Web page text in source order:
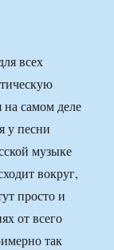
всех
на самом деле
у песни
музыке
вокруг,
просто и
от всего
так